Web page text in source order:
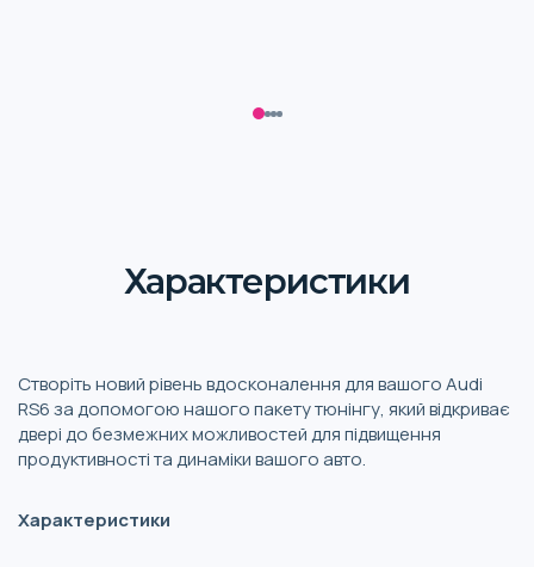
Характеристики
Створіть новий рівень вдосконалення для вашого Audi
RS6 за допомогою нашого пакету тюнінгу, який відкриває
двері до безмежних можливостей для підвищення
продуктивності та динаміки вашого авто.
Характеристики